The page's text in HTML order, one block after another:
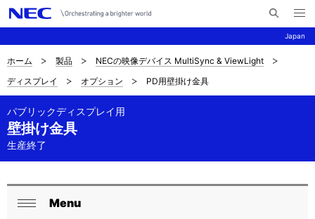
Japan
イ
メ
ニ
ュ
ナ
ビ
ゲ
ー
シ
サ
イ
ト
内
ホーム 製品
NECの映像デバイス MultiSync & ViewLight
ディスプレイ
オプション PD用壁掛け金具
壁掛け金具
パブリックディスプレイ用
生産終了
ロ
Menu